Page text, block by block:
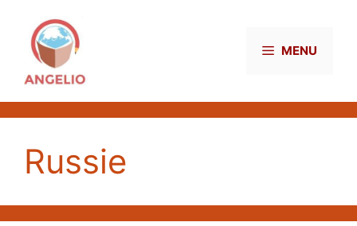
contenu
MENU
Russie